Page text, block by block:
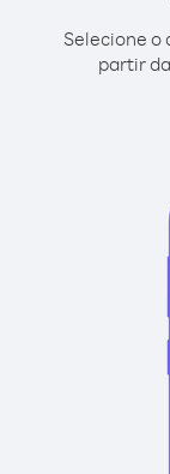
Selecione o
partir